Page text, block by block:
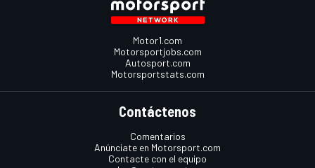
Motor1.com
Motorsportjobs.com
Autosport.com
Motorsportstats.com
Contáctenos
Comentarios
Anúnciate en Motorsport.com
Contacte con el equipo